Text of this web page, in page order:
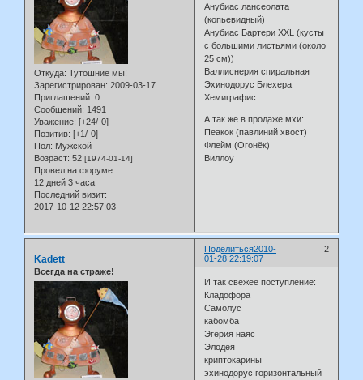
Откуда: Тутошние мы!
Зарегистрирован: 2009-03-17
Приглашений: 0
Сообщений: 1491
Уважение: [+24/-0]
Позитив: [+1/-0]
Пол: Мужской
Возраст: 52 [1974-01-14]
Провел на форуме:
12 дней 3 часа
Последний визит:
2017-10-12 22:57:03
Анубиас лансеолата
(копьевидный)
Анубиас Бартери ХХL (кусты
с большими листьями (около
25 см))
Валлиснерия спиральная
Эхинодорус Блехера
Хемиграфис
А так же в продаже мхи:
Пеакок (павлиний хвост)
Флейм (Огонёк)
Виллоу
Поделиться 2
2010-
01-28 22:19:07
Kadett
Всегда на страже!
И так свежее поступление:
Кладофора
Самолус
кабомба
Эгерия наяс
Элодея
криптокарины
эхинодорус горизонтальный